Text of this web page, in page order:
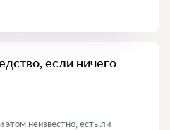
если ничего
неизвестно, есть ли